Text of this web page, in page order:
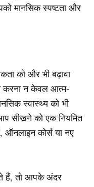
मानसिक स्पष्टता और
को और भी बढ़ावा
करना न केवल आत्म-
स्वास्थ्य को भी
सीखने को एक नियमित
ऑनलाइन कोर्स या नए
हैं, तो आपके अंदर